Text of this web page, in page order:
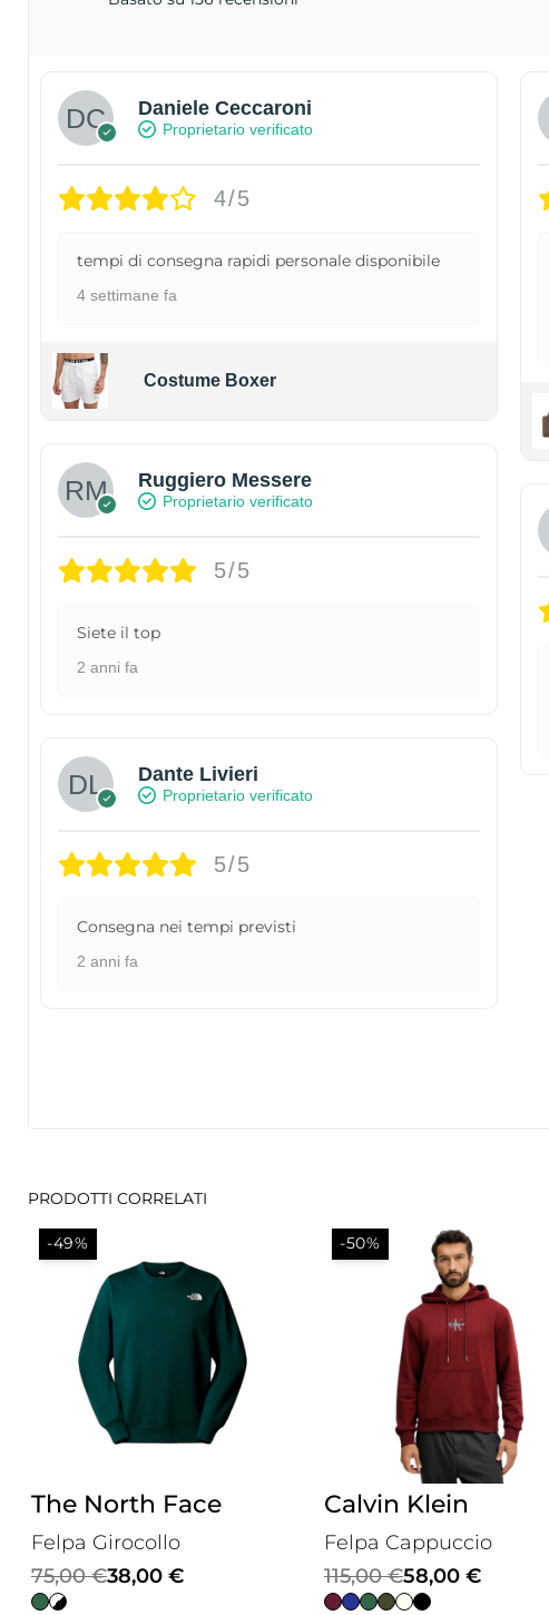
Daniele Ceccaroni
Proprietario verificato
4/5
tempi di consegna rapidi personale disponibile
4 settimane fa
Costume Boxer
Ruggiero Messere
Proprietario verificato
5/5
Siete il top
2 anni fa
Dante Livieri
Proprietario verificato
5/5
Consegna nei tempi previsti
2 anni fa
PRODOTTI CORRELATI
-49%
The North Face
Felpa Girocollo
75,00€
Il
prezzo
38,00 €
Il
prezzo
-50%
Calvin Klein
Felpa Cappuccio
115,00€
Il
prezzo
58,00 €
Il
prezzo